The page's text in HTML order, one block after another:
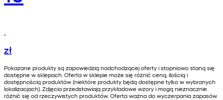
zł
Pokazane produkty są zapowiedzią nadchodzącej oferty i stopniowo staną się
dostępne w sklepach. Oferta w sklepie może się różnić ceną, ilością i
dostępnością produktów (niektóre produkty będą dostępne tylko w wybranych
lokalizacjach). Zdjęcia przedstawiają przykładowe wzory i mogą nieznacznie
różnić się od rzeczywistych produktów. Oferta ważna do wyczerpania zapasów.